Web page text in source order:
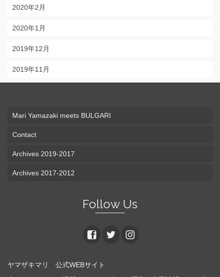
2020年2月
2020年1月
2019年12月
2019年11月
Mari Yamazaki meets BULGARI
Contact
Archives 2019-2017
Archives 2017-2012
Follow Us
ヤマザキマリ 公式WEBサイト